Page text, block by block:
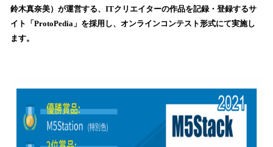
鈴木真奈美）が運営する、ITクリエイターの作品を記録・登録するサ
イト「ProtoPedia」を採用し、オンラインコンテスト形式にて実施し
ます。